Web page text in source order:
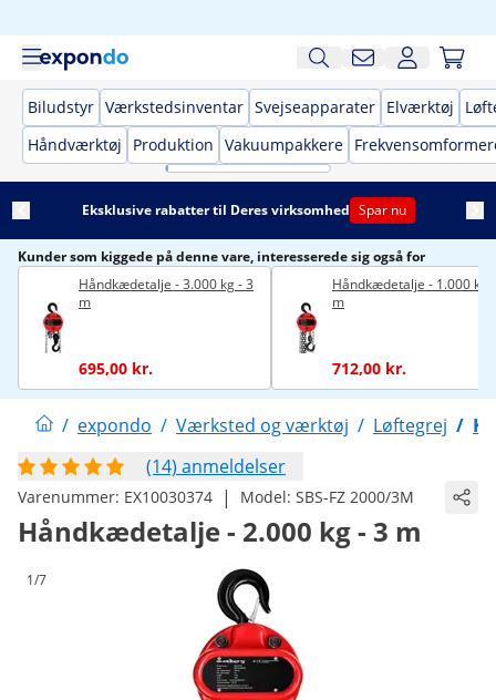
Biludstyr Værkstedsinventar Svejseapparater Elværktøj
Håndværktøj
Produktion Vakuumpakkere
Eksklusive rabatter til Deres virksomhed Spar nu
Kunder som kiggede på denne vare, interesserede sig også for
Håndkædetalje - 3.000 kg - 3
m
695,00 kr.
Håndkædetalje - 1.000 kg
m
712,00 kr.
/ expondo / Værksted og værktøj / Løftegrej /
(14) anmeldelser
Varenummer: EX10030374 | Model: SBS-FZ 2000/3M
Håndkædetalje - 2.000 kg - 3 m
1/7